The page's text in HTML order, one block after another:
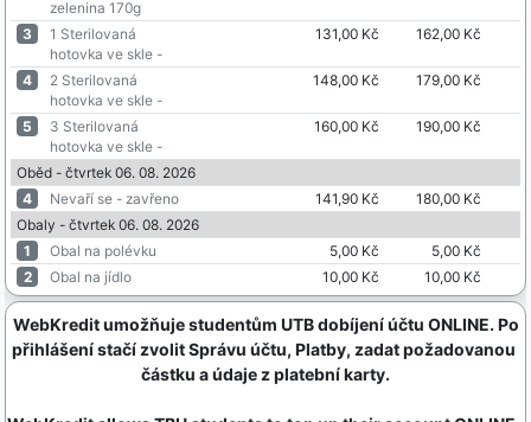
zelenina 170g
3
1 Sterilovaná
hotovka ve skle -
131,00 Kč 162,00 Kč
4
2 Sterilovaná
hotovka ve skle -
148,00 Kč 179,00 Kč
5
3 Sterilovaná
hotovka ve skle -
160,00 Kč 190,00 Kč
Oběd - čtvrtek 06. 08. 2026
4
Nevaří se - zavřeno 141,90 Kč
180,00 Kč
Obaly - čtvrtek 06. 08. 2026
1
Obal na polévku 5,00 Kč
5,00 Kč
2
Obal na jídlo 10,00 Kč 10,00 Kč
přihlášení stačí zvolit Správu účtu, Platby, zadat požadovanou
částku a údaje z platební karty.